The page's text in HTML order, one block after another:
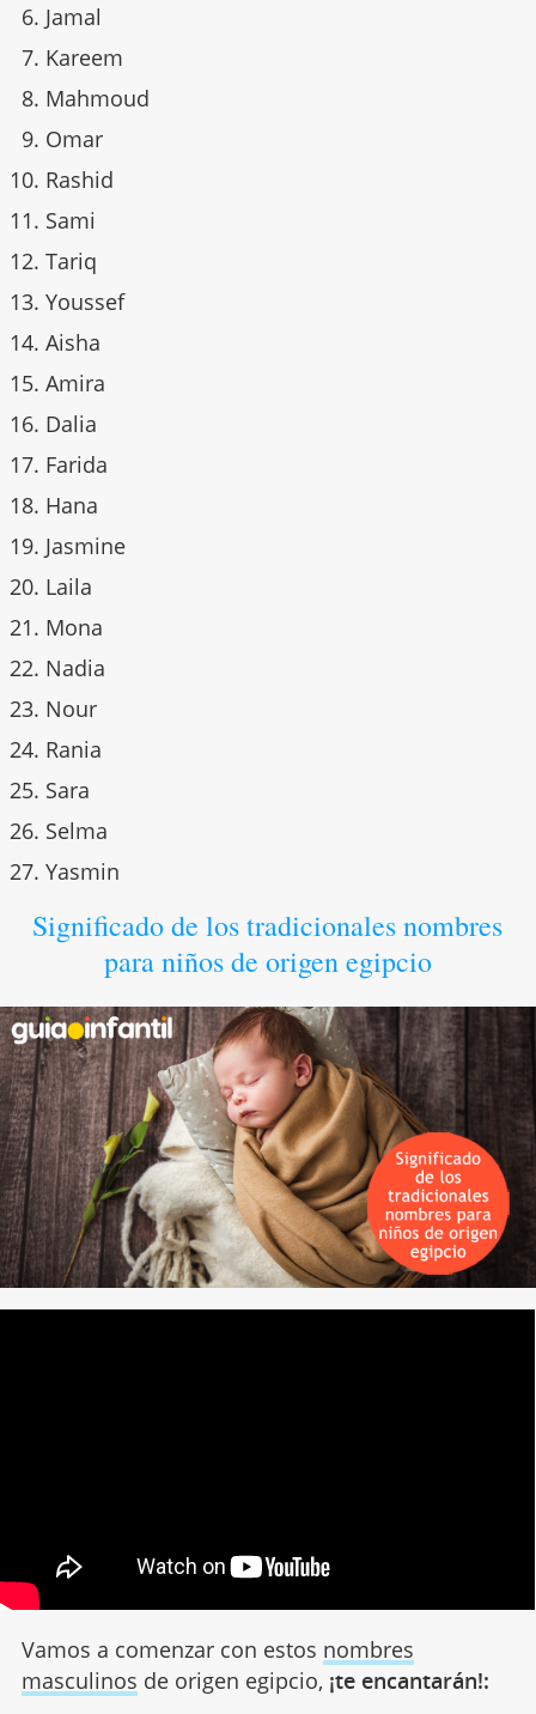
Jamal
Kareem
Mahmoud
Omar
Rashid
Sami
Tariq
Youssef
Aisha
Amira
Dalia
Farida
Hana
Jasmine
Laila
Mona
Nadia
Nour
Rania
Sara
Selma
Yasmin
Significado de los tradicionales nombres
para niños de origen egipcio
Vamos a comenzar con estos nombres
masculinos de origen egipcio, ¡te encantarán!: